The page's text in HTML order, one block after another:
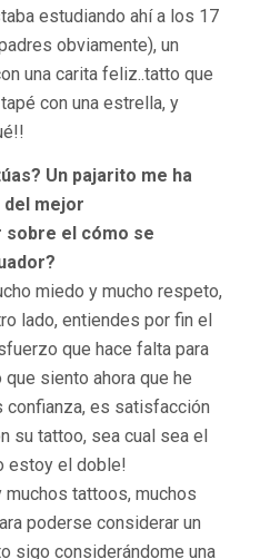
estudiando ahí a los 17
obviamente), un
una carita feliz..tatto que
con una estrella, y
Un pajarito me ha
del mejor
sobre el cómo se
miedo y mucho respeto,
lado, entiendes por fin el
que hace falta para
siento ahora que he
confianza, es satisfacción
su tattoo, sea cual sea el
estoy el doble!
muchos tattoos, muchos
poderse considerar un
sigo considerándome una